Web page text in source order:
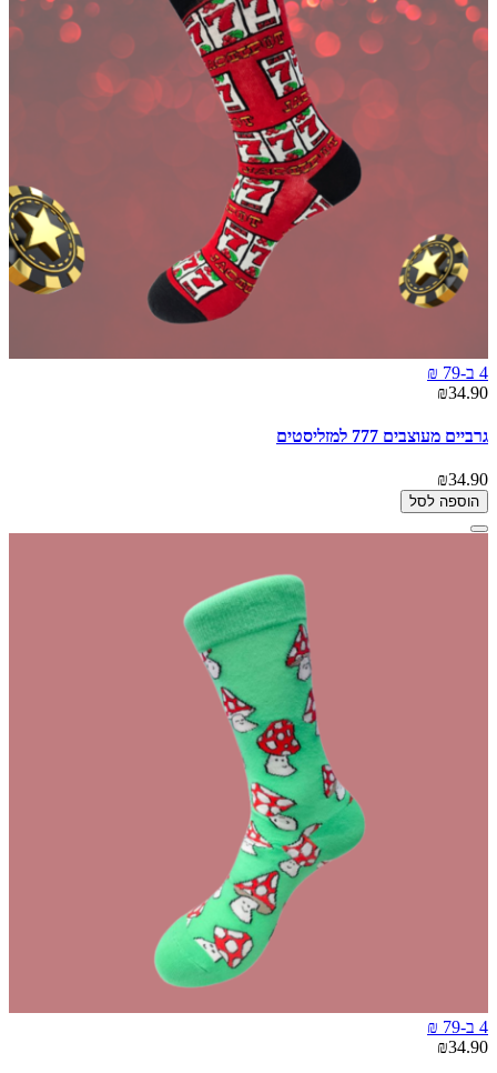
4 ב-79 ₪
₪34.90
גרביים מעוצבים 777 למזליסטים
₪34.90
הוספה לסל
4 ב-79 ₪
₪34.90